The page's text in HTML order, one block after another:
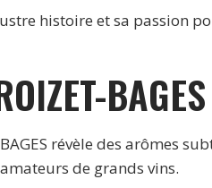
histoire et sa passion
BAGES
révèle des arômes
de grands vins.